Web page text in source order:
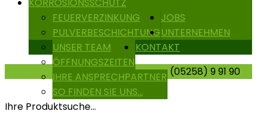
FEUERVERZINKUNG
PULVERBESCHICHTUNG
JOBS
UNTERNEHMEN
UNSER TEAM
ÖFFNUNGSZEITEN
KONTAKT
IHRE ANSPRECHPARTNER
SO FINDEN SIE UNS...
(05258) 9 91 90
Ihre Produktsuche...